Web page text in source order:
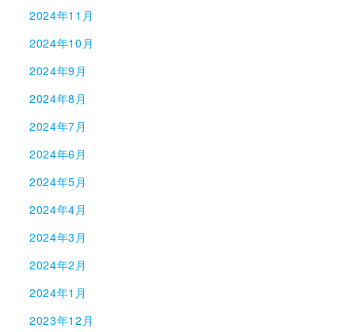
2024年11月
2024年10月
2024年9月
2024年8月
2024年7月
2024年6月
2024年5月
2024年4月
2024年3月
2024年2月
2024年1月
2023年12月